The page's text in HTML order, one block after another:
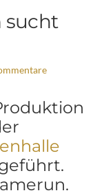
sucht